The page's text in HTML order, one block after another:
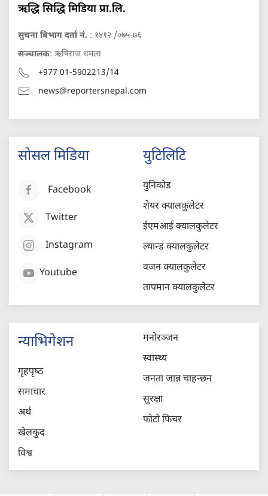
ऋद्धि सिद्धि मिडिया प्रा.लि.
सुचना बिभाग दर्ता नं. : १४१२ /०७५-७६
सञ्चालक: ऋषिराज धमला
+977 01-5902213/14
news@reportersnepal.com
सोसल मिडिया
Facebook
Twitter
Instagram
Youtube
युटिलिटि
युनिकोड
शेयर क्यालकुलेटर
ईएमआई क्यालकुलेटर
ल्यान्ड क्यालकुलेटर
वजन क्यालकुलेटर
तापमान क्यालकुलेटर
न्याभिगेशन
गृहपृष्‍ठ
समाचार
अर्थ
खेलकुद
विश्व
मनोरञ्जन
स्वास्थ्य
जनता जान्न चाहन्छन
सुरक्षा
फोटो फिचर